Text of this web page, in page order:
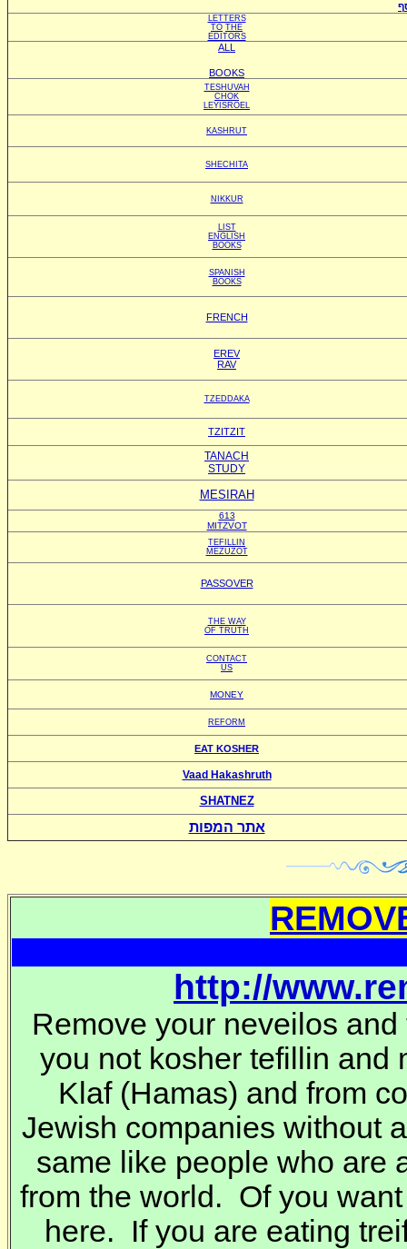
LETTERS
TO THE
EDITORS
ALL
BOOKS
TESHUVAH
CHOK
LEYISROEL
KASHRUT
SHECHITA
NIKKUR
LIST
ENGLISH
BOOKS
SPANISH
BOOKS
FRENCH
EREV
RAV
TZEDDAKA
TZITZIT
TANACH
STUDY
MESIRAH
613
MITZVOT
TEFILLIN
MEZUZOT
PASSOVER
THE WAY
OF TRUTH
CONTACT
US
MONEY
REFORM
EAT KOSHER
Vaad Hakashruth
SHATNEZ
אתר המפות
http://
Remove your neveilos
you not kosher tefillin and
Klaf (Hamas) and from
Jewish companies without
same like people who are
from the world. Of you
here. If you are eating